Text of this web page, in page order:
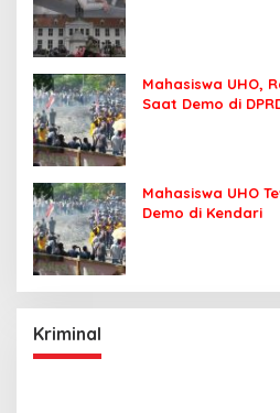
Mahasiswa UHO,
Saat Demo di
Mahasiswa UHO
Demo di Kendari
Kriminal